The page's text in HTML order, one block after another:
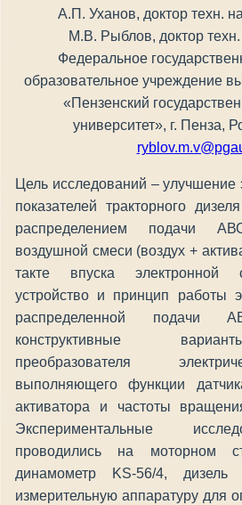
А.П. Уханов, доктор техн.
М.В. Рыблов, доктор техн.
Федеральное
образовательное учреждение
«Пензенский
университет», г. Пенза,
Цель исследований – улучшение
показателей тракторного
распределением подачи
воздушной смеси (воздух +
такте впуска электронной
устройство и принцип работы
распределенной подачи
конструктивные
преобразователя
выполняющего функции
активатора и частоты
Экспериментальные
проводились на моторном
динамометр KS-56/4,
измерительную аппаратуру для